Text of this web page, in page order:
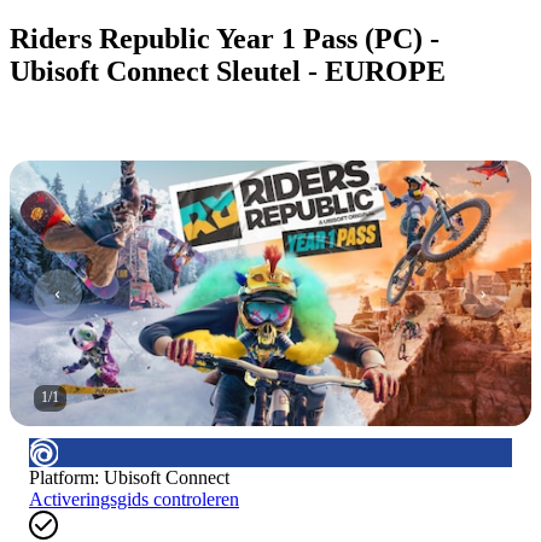
Riders Republic Year 1 Pass (PC) -
Ubisoft Connect Sleutel - EUROPE
1/1
Platform: Ubisoft Connect
Activeringsgids controleren